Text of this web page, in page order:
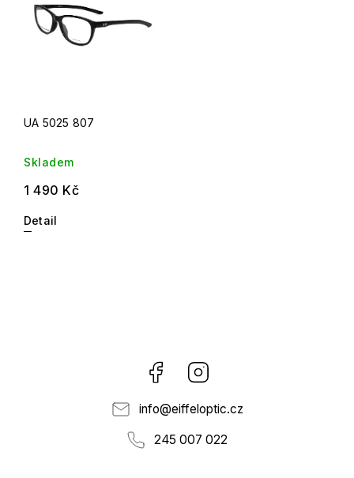
UA 5025 807
Skladem
1 490 Kč
Detail
Facebook
info@eiffeloptic.cz
245 007 022